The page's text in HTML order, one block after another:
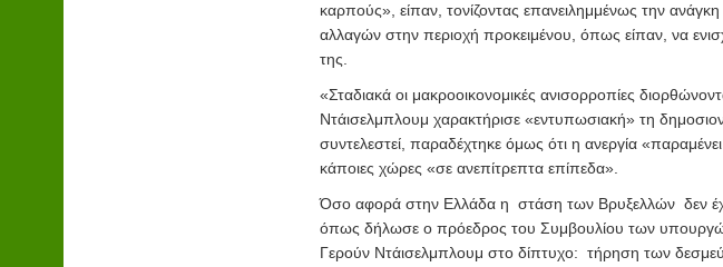
καρπούς», είπαν, τονίζοντας επανειλημμένως την
αλλαγών στην περιοχή προκειμένου, όπως είπαν, να
της.
«Σταδιακά οι μακροοικονομικές ανισορροπίες
Ντάισελμπλουμ χαρακτήρισε «εντυπωσιακή» τη
συντελεστεί, παραδέχτηκε όμως ότι η ανεργία
κάποιες χώρες «σε ανεπίτρεπτα επίπεδα».
Όσο αφορά στην Ελλάδα η στάση των Βρυξελλών δεν έχει
όπως δήλωσε ο πρόεδρος του Συμβουλίου των
Γερούν Ντάισελμπλουμ στο δίπτυχο: τήρηση των